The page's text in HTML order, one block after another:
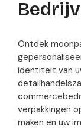
Ontdek
identiteit van
verpakkingen
maken en uw